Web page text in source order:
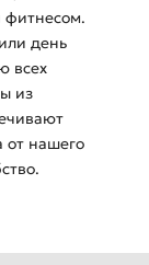
фитнесом.
день
всех
из
от нашего